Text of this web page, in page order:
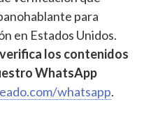
para
en Estados Unidos.
verifica los contenidos
WhatsApp
whatsapp.